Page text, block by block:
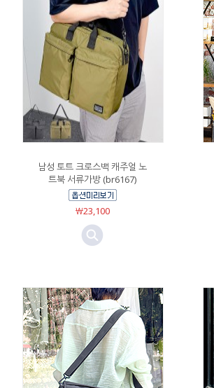
남성 토트 크로스백 캐주얼 노
트북 서류가방 (br6167)
￦23,100